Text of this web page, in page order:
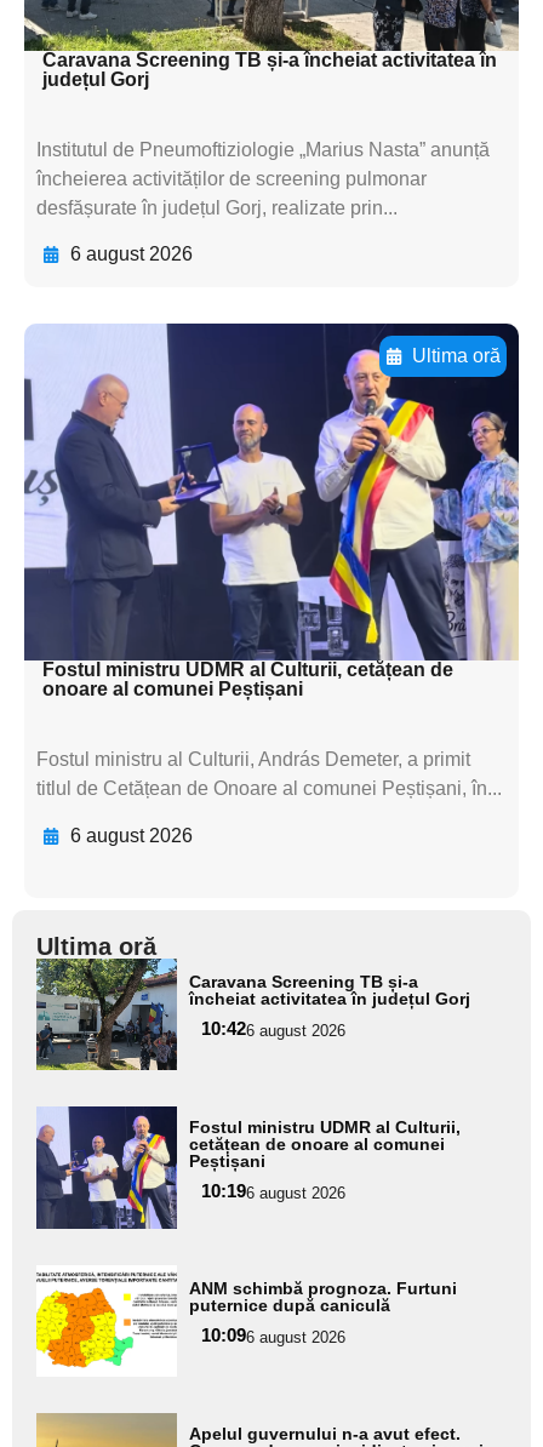
textul pentru subti
Caravana Screening TB și-a încheiat activitatea în
județul Gorj
Institutul de Pneumoftiziologie „Marius Nasta” anunță
încheierea activităților de screening pulmonar
desfășurate în județul Gorj, realizate prin...
6 august 2026
Ultima oră
Adaugă aici textul pentru
subtitluAdaugă aici
textul pentru
subtitluAdaugă aici
textul pentru
subtitluAdaugă aici
textul pentru subti
Fostul ministru UDMR al Culturii, cetățean de
onoare al comunei Peștișani
Fostul ministru al Culturii, András Demeter, a primit
titlul de Cetățean de Onoare al comunei Peștișani, în...
6 august 2026
Ultima oră
Adaugă
aici textul
pentru
subtitlu
Caravana Screening TB și-a
încheiat activitatea în județul Gorj
10:426 august 2026
Adaugă
aici textul
pentru
subtitlu
Fostul ministru UDMR al Culturii,
cetățean de onoare al comunei
Peștișani
10:196 august 2026
Adaugă
aici textul
pentru
subtitlu
ANM schimbă prognoza. Furtuni
puternice după caniculă
10:096 august 2026
Adaugă
Apelul guvernului n-a avut efect.